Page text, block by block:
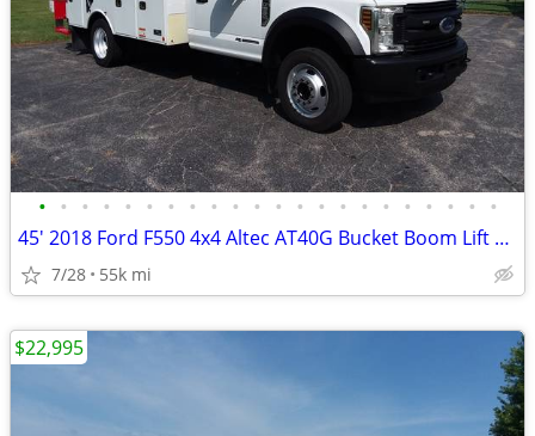
• • • • • • • • • • • • • • • • • • • • • •
45' 2018 Ford F550 4x4 Altec AT40G Bucket Boom Lift Crane Truck 55k mi
7/28 55k mi
$22,995